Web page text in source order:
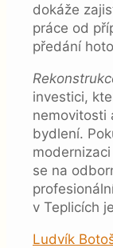
dokáže
práce od
předání
investici,
nemovitosti
bydlení.
se na
v Teplicích
Ludvík